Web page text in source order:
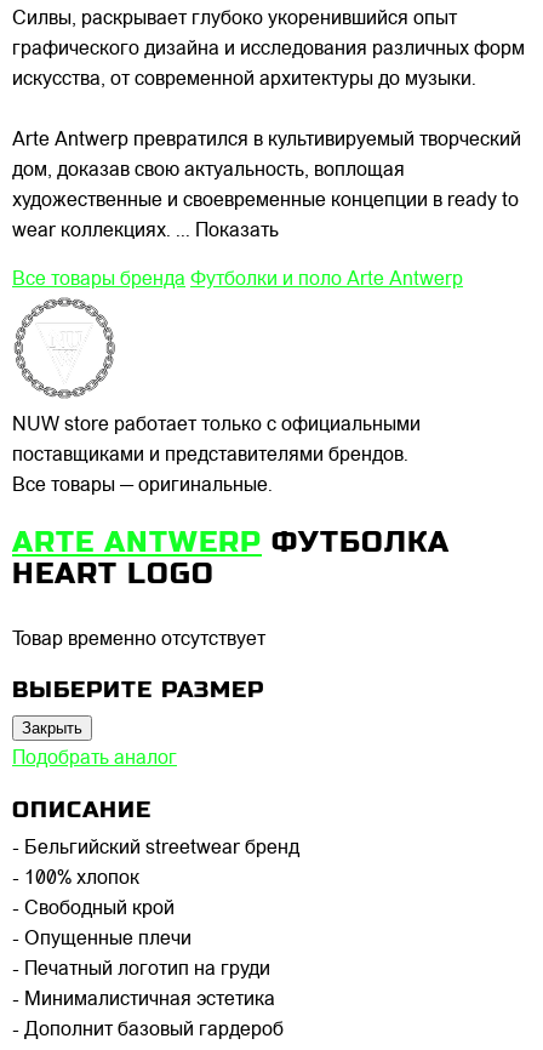
Силвы, раскрывает глубоко укоренившийся опыт
графического дизайна и исследования различных форм
искусства, от современной архитектуры до музыки.
Arte Antwerp превратился в культивируемый творческий
дом, доказав свою актуальность, воплощая
художественные и своевременные концепции в ready to
wear коллекциях. ... Показать
Все товары бренда Футболки и поло Arte Antwerp
NUW store работает только с официальными
поставщиками и представителями брендов.
Все товары — оригинальные.
ARTE ANTWERP ФУТБОЛКА
HEART LOGO
Товар временно отсутствует
ВЫБЕРИТЕ РАЗМЕР
Закрыть
Подобрать аналог
ОПИСАНИЕ
- Бельгийский streetwear бренд
- 100% хлопок
- Свободный крой
- Опущенные плечи
- Печатный логотип на груди
- Минималистичная эстетика
- Дополнит базовый гардероб